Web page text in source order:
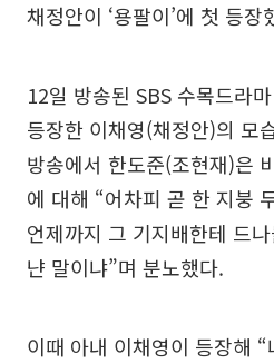
채정안이 ‘용팔이’에 첫 등장
12일 방송된 SBS 수목드라
등장한 이채영(채정안)의 모
방송에서 한도준(조현재)은
에 대해 “어차피 곧 한 지붕
언제까지 그 기지배한테 드
냔 말이냐”며 분노했다.
이때 아내 이채영이 등장해